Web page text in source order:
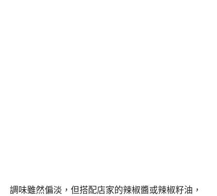
調味雖然偏淡，但搭配店家的辣椒醬或辣椒籽油，